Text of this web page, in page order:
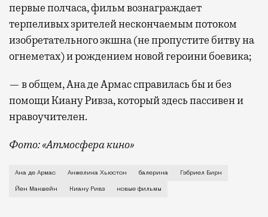
первые полчаса, фильм вознаграждает
терпеливых зрителей нескончаемым потоком
изобретательного экшна (не пропустите битву на
огнеметах) и рождением новой героини боевика;
— в общем, Ана де Армас справилась бы и без
помощи Киану Ривза, который здесь пассивен и
нравоучителен.
Фото: «Атмосфера кино»
В «Балерине», к сожалению, не так много шуток,
Ана де Армас Анжелика Хьюстон балерина Гэбриел Бирн
Йен Макшейн Киану Ривз новые фильмы